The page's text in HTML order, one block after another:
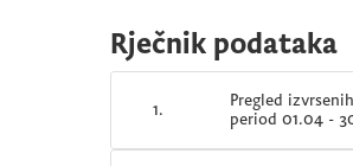
Rječnik podataka
1.
Pregled
period 01.04 -